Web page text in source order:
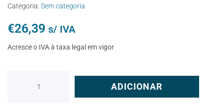
Categoria: Sem categoria
€26,39 s/ IVA
Acresce o IVA à taxa legal em vigor
ADICIONAR